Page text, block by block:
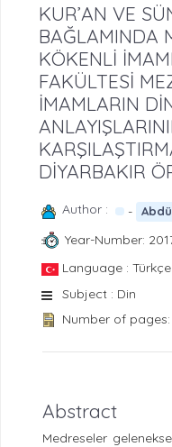
KUR’AN VE
BAĞLAMINDA
KÖKENLİ
FAKÜLTESİ
İMAMLARIN
DİYARBAKIR
Author : -
Year-Number:
Language : Türkçe
Subject : Din
Number of pages:
Abstract
Medreseler